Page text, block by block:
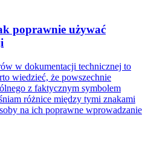
poprawnie używać
w dokumentacji technicznej to
wiedzieć, że powszechnie
z faktycznym symbolem
różnice między tymi znakami
na ich poprawne wprowadzanie